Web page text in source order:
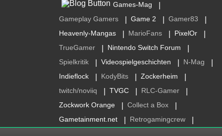
Games-Mag
Gameplay Gamers Game 2 Gamer83
Heavenly-Mangas MarioFans PixelOr
TrueGamer Nintendo Switch Forum
Spielkritik Videospielgeschichten N-Mag
Indieflock KodyBits Zockerheim
twitch/noviiq TVGC RLC-Gamer
Zockwork Orange Collect a Box
Gametainment.net Retrogamingcrew